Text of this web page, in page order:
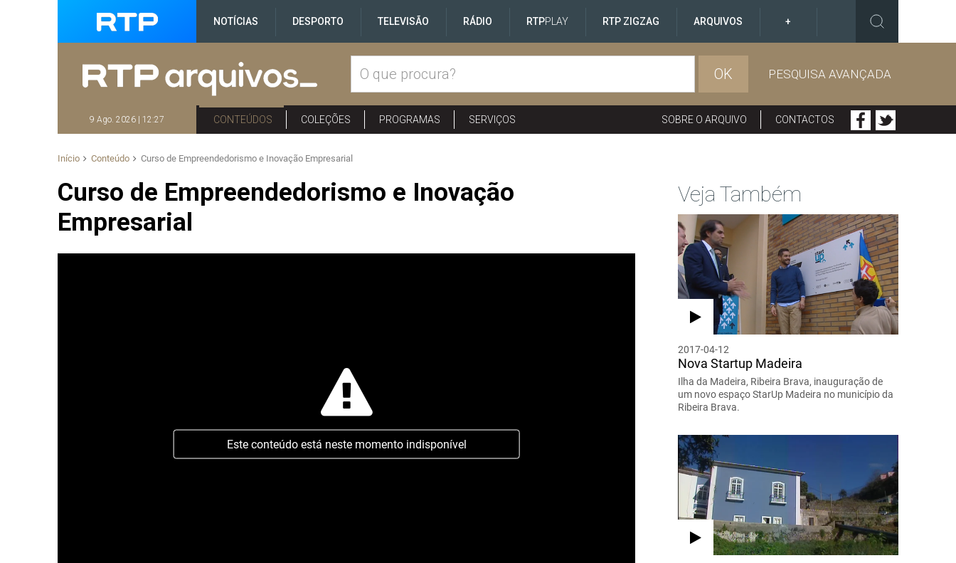
NOTÍCIAS DESPORTO TELEVISÃO RÁDIO RTPPLAY RTP ZIGZAG ARQUIVOS +
OK PESQUISA AVANÇADA
9 Ago. 2026 | 12:27 CONTEÚDOS COLEÇÕES PROGRAMAS SERVIÇOS SOBRE O ARQUIVO CONTACTOS
Início Conteúdo Curso de Empreendedorismo e Inovação Empresarial
Curso de Empreendedorismo e Inovação
Empresarial
Este conteúdo está neste momento indisponível
Veja Também
2017-04-12
Nova Startup Madeira
Ilha da Madeira, Ribeira Brava, inauguração de
um novo espaço StarUp Madeira no município da
Ribeira Brava.